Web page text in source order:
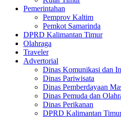
Pemerintahan
Pemprov Kaltim
Pemkot Samarinda
DPRD Kalimantan Timur
Olahraga
Traveler
Advertorial
Dinas Komunikasi dan
Dinas Pariwisata
Dinas Pemberdayaan
Dinas Pemuda dan
Dinas Perikanan
DPRD Kalimantan